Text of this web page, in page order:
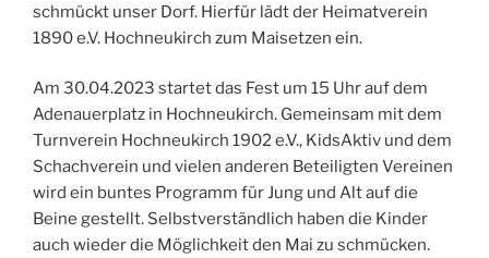
schmückt unser Dorf. Hierfür lädt der Heimatverein
1890 e.V. Hochneukirch zum Maisetzen ein.
Am 30.04.2023 startet das Fest um 15 Uhr auf dem
Adenauerplatz in Hochneukirch. Gemeinsam mit dem
Turnverein Hochneukirch 1902 e.V., KidsAktiv und dem
Schachverein und vielen anderen Beteiligten Vereinen
wird ein buntes Programm für Jung und Alt auf die
Beine gestellt. Selbstverständlich haben die Kinder
auch wieder die Möglichkeit den Mai zu schmücken.